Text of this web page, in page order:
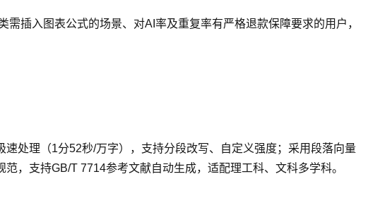
插入图表公式的场景、对AI率及重复率有严格退款保障要求的用户，
处理（1分52秒/万字），支持分段改写、自定义强度；采用段落向量
，支持GB/T 7714参考文献自动生成，适配理工科、文科多学科。